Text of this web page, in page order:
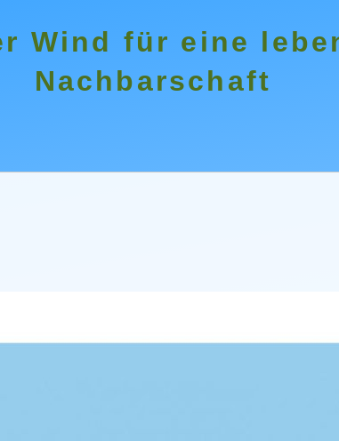
Wind für eine
Nachbarschaft